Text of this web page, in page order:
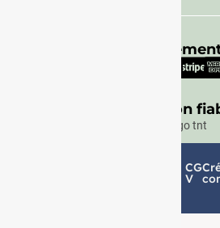
Moyens de
Livraison
CG
V